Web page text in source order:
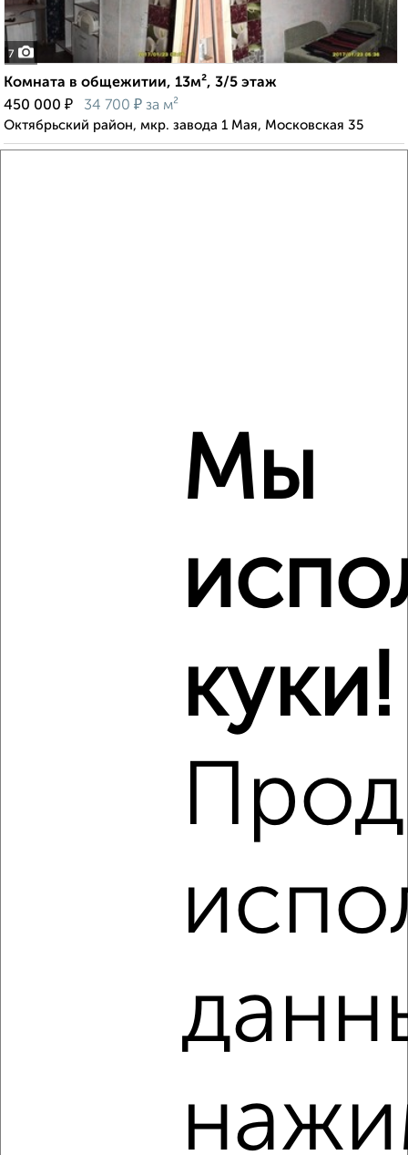
7
Комната в общежитии, 13м², 3/5 этаж
450 000 ₽ 34 700 ₽ за м²
Октябрьский район, мкр. завода 1 Мая, Московская 35
Комната в общежитии, 14м², 4/5 этаж
Октябрьский район, мкр. Красная Горка, Менделеева 9
культуры
Комната в 3-к квартире, 20м², 4/4 этаж
Первомайский район, мкр. Центральный Рынок, Ленина 121
Комната в 2-к квартире, 13м², 1/5 этаж
Мы
куки!